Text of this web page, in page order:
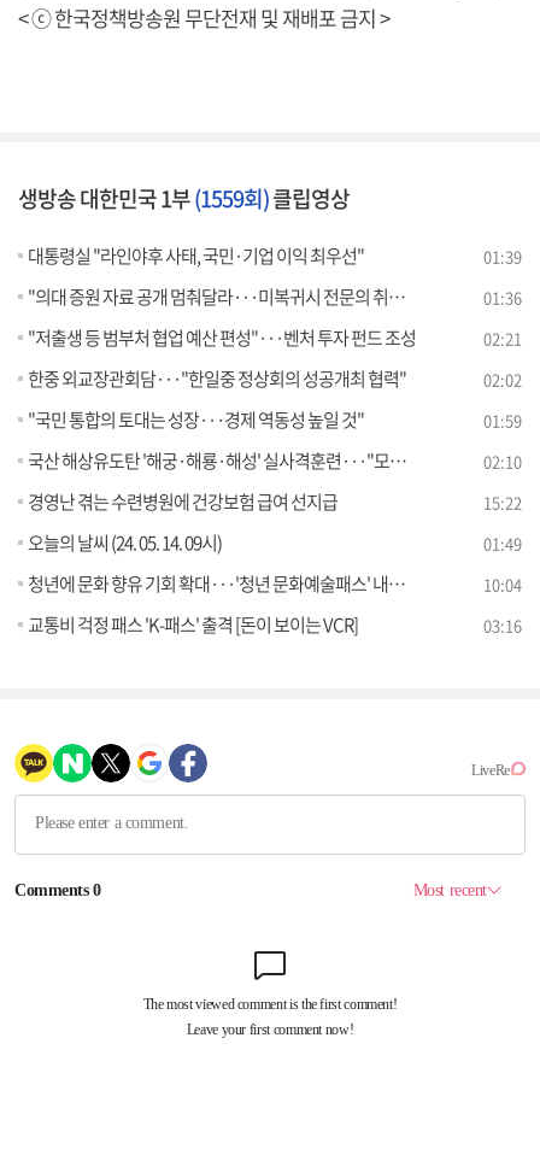
< ⓒ 한국정책방송원 무단전재 및 재배포 금지 >
생방송 대한민국 1부(1559회)클립영상
대통령실 "라인야후 사태, 국민·기업 이익 최우선" 01:39
"의대 증원 자료 공개 멈춰달라···미복귀시 전문의 취득 지연" 01:36
"저출생 등 범부처 협업 예산 편성"···벤처 투자 펀드 조성 02:21
한중 외교장관회담···"한일중 정상회의 성공개최 협력" 02:02
"국민 통합의 토대는 성장···경제 역동성 높일 것" 01:59
국산 해상유도탄 '해궁·해룡·해성' 실사격훈련···"모두 명중" 02:10
경영난 겪는 수련병원에 건강보험 급여 선지급 15:22
오늘의 날씨 (24. 05. 14. 09시) 01:49
청년에 문화 향유 기회 확대···'청년 문화예술패스' 내용은? 10:04
교통비 걱정 패스 'K-패스' 출격 [돈이 보이는 VCR] 03:16